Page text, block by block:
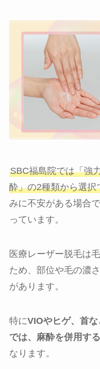
SBC福島院では「強
酔」の2種類から選択
みに不安がある場合
っています。
医療レーザー脱毛は
ため、部位や毛の濃
があります。
特にVIOやヒゲ、首
では、麻酔を併用す
なります。